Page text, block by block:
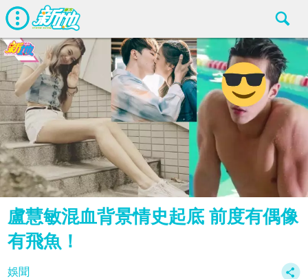
盧慧敏混血背景情史起底 前度有偶像
有飛魚！
娛聞